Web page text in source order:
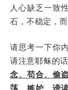
人心缺乏一致
石，不稳定，
请思考一下你
请注意耶稣的
念、苟合、偷
荡、嫉妒、谤